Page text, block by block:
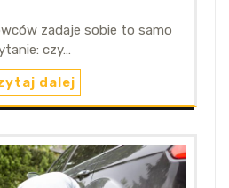
zadaje sobie to samo
czy…
dalej